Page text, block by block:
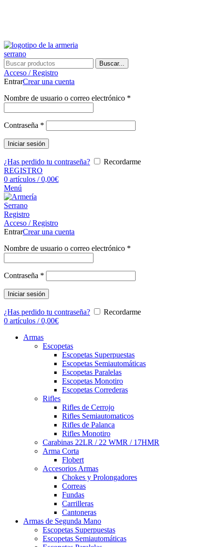
Buscar...
Acceso / Registro
EntrarCrear una cuenta
Nombre de usuario o correo electrónico *
Contraseña *
Iniciar sesión
¿Has perdido tu contraseña?
Recordarme
REGISTRO
0 artículos / 0,00€
Menú
Registro
Acceso / Registro
EntrarCrear una cuenta
Nombre de usuario o correo electrónico *
Contraseña *
Iniciar sesión
¿Has perdido tu contraseña?
Recordarme
0 artículos / 0,00€
Armas
Escopetas
Escopetas Superpuestas
Escopetas Semiautomáticas
Escopetas Paralelas
Escopetas Monotiro
Escopetas Correderas
Rifles
Rifles de Cerrojo
Rifles Semiautomaticos
Rifles de Palanca
Rifles Monotiro
Carabinas 22LR / 22 WMR / 17HMR
Arma Corta
Flobert
Accesorios Armas
Chokes y Prolongadores
Correas
Fundas
Carrilleras
Cantoneras
Armas de Segunda Mano
Escopetas Superpuestas
Escopetas Semiautomáticas